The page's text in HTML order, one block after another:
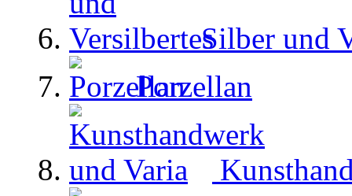
Silber und
Porzellan